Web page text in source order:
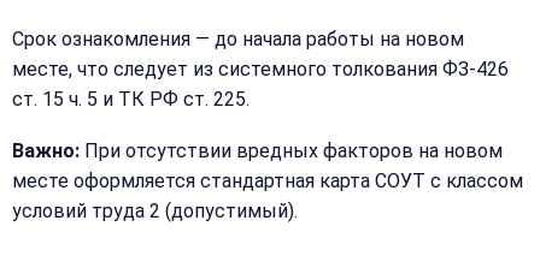
Срок ознакомления — до начала работы на новом
месте, что следует из системного толкования ФЗ-426
ст. 15 ч. 5 и ТК РФ ст. 225.
Важно: При отсутствии вредных факторов на новом
месте оформляется стандартная карта СОУТ с классом
условий труда 2 (допустимый).
Сообщение:
стоимость
Имя:
Телефон: